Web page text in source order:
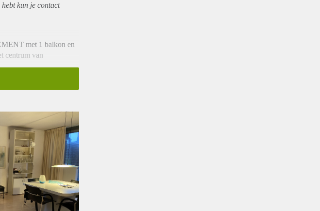
kun je contact
met 1 balkon en
centrum van
lopen, kunt u
vervoer op
met een
dakterras gelegen aan